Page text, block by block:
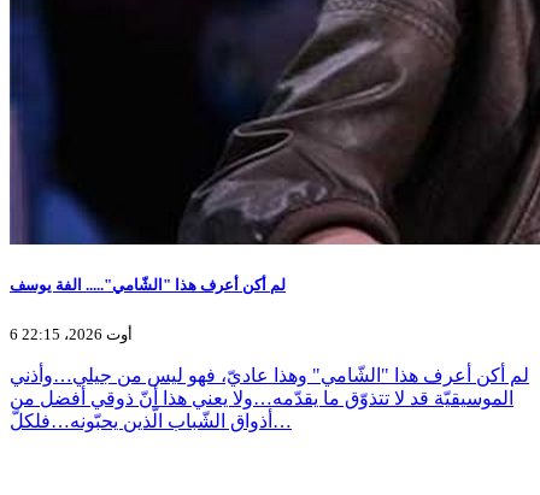
لم أكن أعرف هذا "الشّامي"..... الفة يوسف
6 أوت 2026، 22:15
لم أكن أعرف هذا "الشّامي" وهذا عاديّ، فهو ليس من جيلي…وأذني
الموسيقيّة قد لا تتذوّق ما يقدّمه…ولا يعني هذا أنّ ذوقي أفضل من
أذواق الشّباب الّذين يحبّونه…فلكلّ…